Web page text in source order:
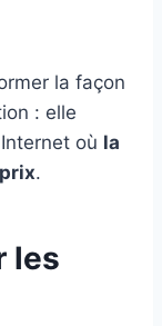
la façon
: elle
où la
.
les